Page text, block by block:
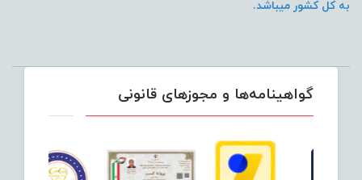
به کل کشور میباشد.
گواهینامه‌ها و مجوزهای قانونی